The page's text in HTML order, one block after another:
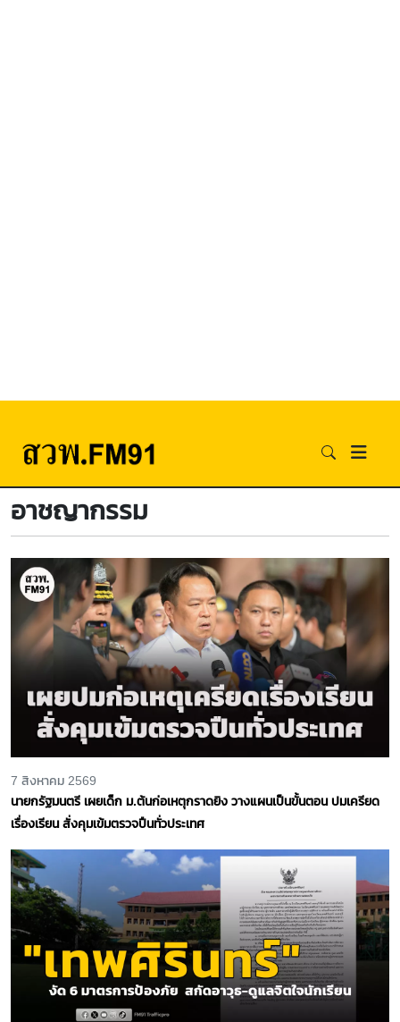
อาชญากรรม
7 สิงหาคม 2569
นายกรัฐมนตรี เผยเด็ก ม.ต้นก่อเหตุกราดยิง วางแผนเป็นขั้นตอน ปมเครียด
เรื่องเรียน สั่งคุมเข้มตรวจปืนทั่วประเทศ